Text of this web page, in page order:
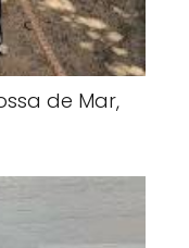
de Mar,